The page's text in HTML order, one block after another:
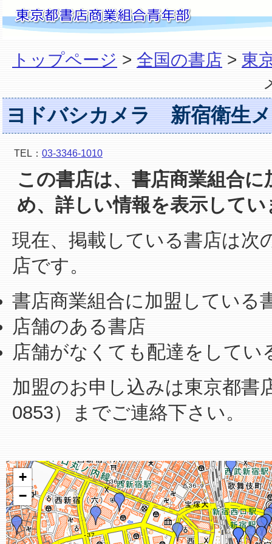
トップページ > 全国の書店 > 東
ヨドバシカメラ 新宿衛生
TEL： 03-3346-1010
この書店は、書店商業組合
め、詳しい情報を表示して
現在、掲載している書店は次
店です。
書店商業組合に加盟している
店舗のある書店
店舗がなくても配達をしてい
加盟のお申し込みは東京都書
0853）までご連絡下さい。
+
−